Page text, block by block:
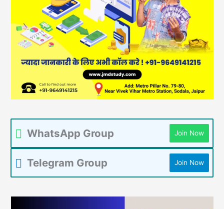
WhatsApp Group Join Now
Telegram Group Join Now